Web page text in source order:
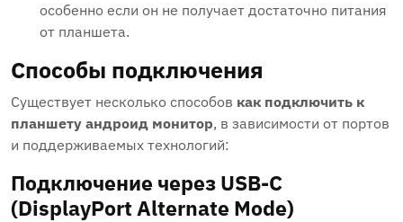
особенно если он не получает достаточно питания
от планшета.
Способы подключения
Существует несколько способов как подключить к
планшету андроид монитор, в зависимости от портов
и поддерживаемых технологий:
Подключение через USB-C
(DisplayPort Alternate Mode)